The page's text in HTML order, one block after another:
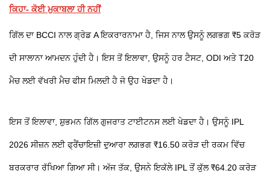
ਕਿਹਾ- ਕੋਈ ਮੁਕਾਬਲਾ ਹੀ ਨਹੀਂ
ਗਿੱਲ ਦਾ BCCI ਨਾਲ ਗ੍ਰੇਡ A ਇਕਰਾਰਨਾਮਾ ਹੈ, ਜਿਸ ਨਾਲ ਉਸਨੂੰ ਲਗਭਗ ₹5 ਕਰੋੜ
ਦੀ ਸਾਲਾਨਾ ਆਮਦਨ ਹੁੰਦੀ ਹੈ। ਇਸ ਤੋਂ ਇਲਾਵਾ, ਉਸਨੂੰ ਹਰ ਟੈਸਟ, ODI ਅਤੇ T20
ਮੈਚ ਲਈ ਵੱਖਰੀ ਮੈਚ ਫੀਸ ਮਿਲਦੀ ਹੈ ਜੋ ਉਹ ਖੇਡਦਾ ਹੈ।
ਇਸ ਤੋਂ ਇਲਾਵਾ, ਸ਼ੁਭਮਨ ਗਿੱਲ ਗੁਜਰਾਤ ਟਾਈਟਨਸ ਲਈ ਖੇਡਦਾ ਹੈ। ਉਸਨੂੰ IPL
2026 ਸੀਜ਼ਨ ਲਈ ਫ੍ਰੈਂਚਾਇਜ਼ੀ ਦੁਆਰਾ ਲਗਭਗ ₹16.50 ਕਰੋੜ ਦੀ ਰਕਮ ਵਿੱਚ
ਬਰਕਰਾਰ ਰੱਖਿਆ ਗਿਆ ਸੀ। ਅੱਜ ਤੱਕ, ਉਸਨੇ ਇਕੱਲੇ IPL ਤੋਂ ਕੁੱਲ ₹64.20 ਕਰੋੜ